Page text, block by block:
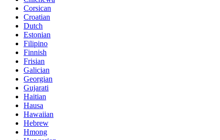
Corsican
Croatian
Dutch
Estonian
Filipino
Finnish
Frisian
Galician
Georgian
Gujarati
Haitian
Hausa
Hawaiian
Hebrew
Hmong